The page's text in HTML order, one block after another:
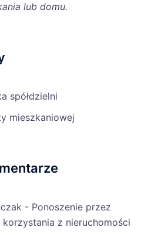
lub domu.
spółdzielni
mieszkaniowej
- Ponoszenie przez
z nieruchomości